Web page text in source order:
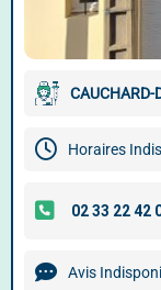
CAUCHARD-
Horaires
Avis